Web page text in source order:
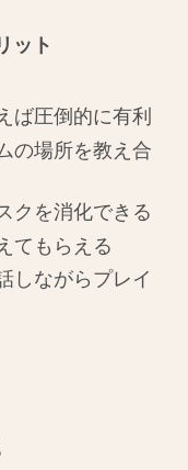
ット
ば圧倒的に有利
の場所を教え合
クを消化できる
てもらえる
しながらプレイ